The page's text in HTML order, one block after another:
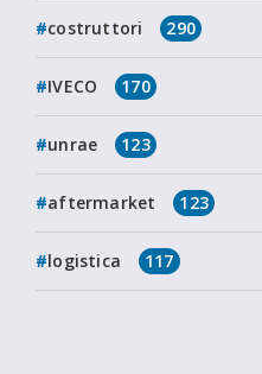
costruttori 290
IVECO 170
unrae 123
aftermarket 123
logistica 117